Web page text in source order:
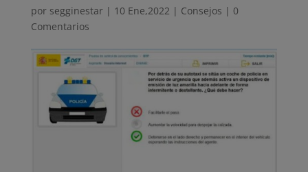
por segginestar| 10 Ene,2022 | Consejos | 0
Comentarios